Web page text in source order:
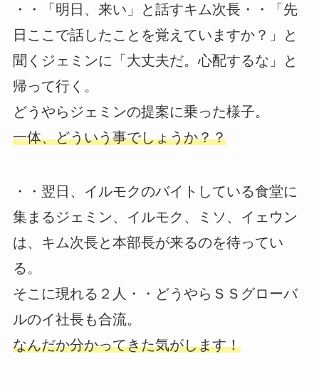
・・「明日、来い」と話すキム次長・・「先
日ここで話したことを覚えていますか？」と
聞くジェミンに「大丈夫だ。心配するな」と
帰って行く。
どうやらジェミンの提案に乗った様子。
一体、どういう事でしょうか？？
・・翌日、イルモクのバイトしている食堂に
集まるジェミン、イルモク、ミソ、イェウン
は、キム次長と本部長が来るのを待ってい
る。
そこに現れる２人・・どうやらＳＳグローバ
ルのイ社長も合流。
なんだか分かってきた気がします！